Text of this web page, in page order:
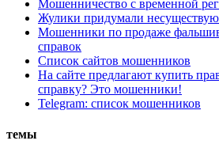
Мошенничество с временной
Жулики придумали
Мошенники по продаже
справок
Список сайтов мошенников
На сайте предлагают купить
справку? Это мошенники!
Telegram: список мошенников
темы